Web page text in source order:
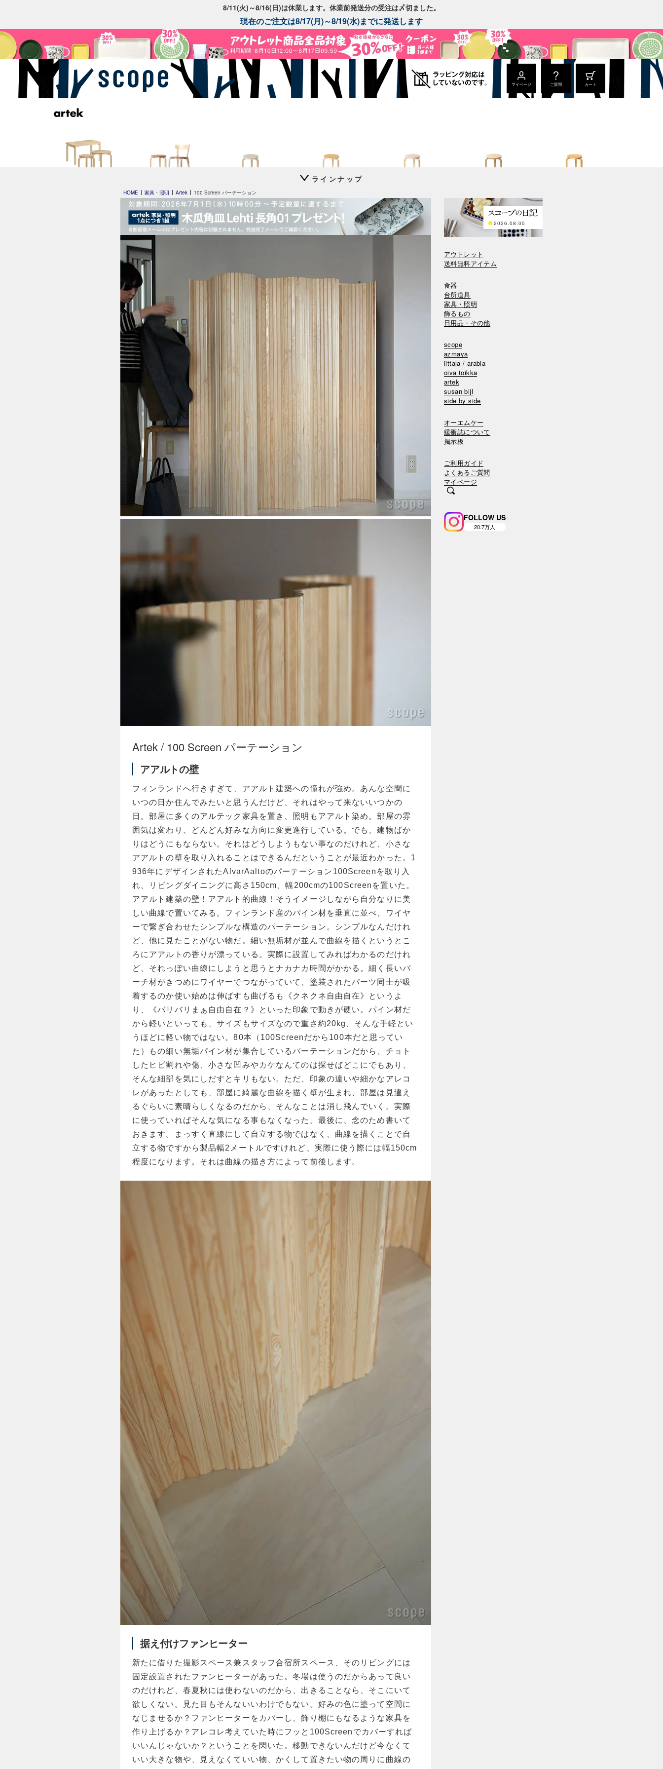
8/11(火)～8/16(日)は休業します。休業前発送分の受注は〆切ました。
現在のご注文は8/17(月)～8/19(水)までに発送します
マイページ ご質問 カート
by scope 2023
別注リノリウム
ラインナップ
HOME 家具・照明 Artek 100 Screen パーテーション
Artek / 100 Screen パーテーション
アアルトの壁
フィンランドへ行きすぎて、アアルト建築への憧れが強め。あんな空間に
いつの日か住んでみたいと思うんだけど、それはやって来ないいつかの
日。部屋に多くのアルテック家具を置き、照明もアアルト染め。部屋の雰
囲気は変わり、どんどん好みな方向に変更進行している。でも、建物ばか
りはどうにもならない。それはどうしようもない事なのだけれど、小さな
アアルトの壁を取り入れることはできるんだということが最近わかった。1
936年にデザインされたAlvarAaltoのパーテーション100Screenを取り入
れ、リビングダイニングに高さ150cm、幅200cmの100Screenを置いた。
アアルト建築の壁！アアルト的曲線！そうイメージしながら自分なりに美
しい曲線で置いてみる。フィンランド産のパイン材を垂直に並べ、ワイヤ
ーで繋ぎ合わせたシンプルな構造のパーテーション。シンプルなんだけれ
ど、他に見たことがない物だ。細い無垢材が並んで曲線を描くというとこ
ろにアアルトの香りが漂っている。実際に設置してみればわかるのだけれ
ど、それっぽい曲線にしようと思うとナカナカ時間がかかる。細く長いバ
ーチ材がきつめにワイヤーでつながっていて、塗装されたパーツ同士が吸
着するのか使い始めは伸ばすも曲げるも《クネクネ自由自在》というよ
り、《バリバリまぁ自由自在？》といった印象で動きが硬い。パイン材だ
から軽いといっても、サイズもサイズなので重さ約20kg、そんな手軽とい
うほどに軽い物ではない。80本（100Screenだから100本だと思ってい
た）もの細い無垢パイン材が集合しているパーテーションだから、チョト
したヒビ割れや傷、小さな凹みやカケなんてのは探せばどこにでもあり、
そんな細部を気にしだすとキリもない。ただ、印象の違いや細かなアレコ
レがあったとしても、部屋に綺麗な曲線を描く壁が生まれ、部屋は見違え
るぐらいに素晴らしくなるのだから、そんなことは消し飛んでいく。実際
に使っていればそんな気になる事もなくなった。最後に、念のため書いて
おきます。まっすく直線にして自立する物ではなく、曲線を描くことで自
立する物ですから製品幅2メートルですけれど、実際に使う際には幅150cm
程度になります。それは曲線の描き方によって前後します。
据え付けファンヒーター
新たに借りた撮影スペース兼スタッフ合宿所スペース、そのリビングには
固定設置されたファンヒーターがあった。冬場は使うのだからあって良い
のだけれど、春夏秋には使わないのだから、出きることなら、そこにいて
欲しくない。見た目もそんないいわけでもない。好みの色に塗って空間に
なじませるか？ファンヒーターをカバーし、飾り棚にもなるような家具を
作り上げるか？アレコレ考えていた時にフッと100Screenでカバーすれば
いいんじゃないか？ということを閃いた。移動できないんだけど今なくて
いい大きな物や、見えなくていい物、かくして置きたい物の周りに曲線の
2026.08.05
アウトレット
送料無料アイテム
食器
台所道具
家具・照明
飾るもの
日用品・その他
scope
azmaya
iittala / arabia
oiva toikka
artek
susan bijl
side by side
オーエムケー
緩衝誌について
掲示板
ご利用ガイド
よくあるご質問
マイページ
FOLLOW US